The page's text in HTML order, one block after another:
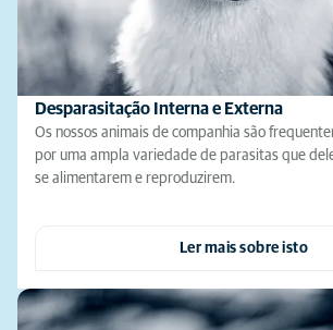
Desparasitação Interna e Externa
Os nossos animais de companhia são
por uma ampla variedade de parasitas que
se alimentarem e reproduzirem.
Ler mais sobre isto